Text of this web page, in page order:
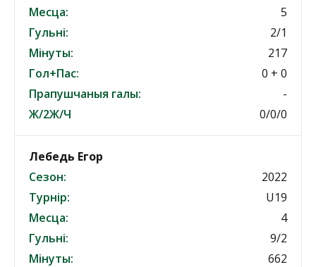
Месца:
5
Гульні:
2/1
Мінуты:
217
Гол+Пас:
0 + 0
Прапушчаныя галы:
-
Ж/2Ж/Ч
0/0/0
Лебедь Егор
Сезон:
2022
Турнір:
U19
Месца:
4
Гульні:
9/2
Мінуты:
662